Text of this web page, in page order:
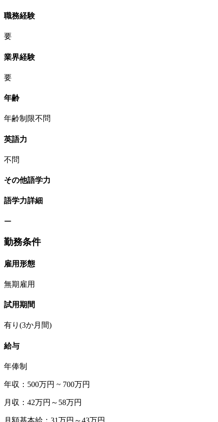
職務経験
要
業界経験
要
年齢
年齢制限不問
英語力
不問
その他語学力
語学力詳細
ー
勤務条件
雇用形態
無期雇用
試用期間
有り(3か月間)
給与
年俸制
年収：500万円 ~ 700万円
月収：42万円～58万円
月額基本給：31万円～43万円